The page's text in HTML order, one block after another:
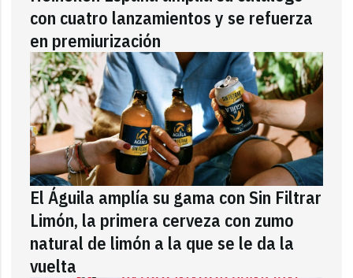
con cuatro lanzamientos y se refuerza
en premiurización
El Águila amplía su gama con Sin Filtrar
Limón, la primera cerveza con zumo
natural de limón a la que se le da la
vuelta